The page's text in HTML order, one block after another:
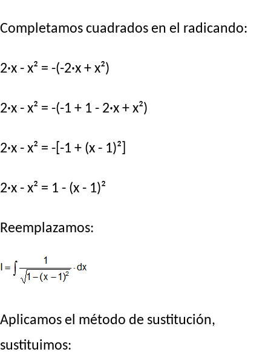
Completamos cuadrados en el radicando:
2·x - x² = -(-2·x + x²)
2·x - x² = -(-1 + 1 - 2·x + x²)
2·x - x² = -[-1 + (x - 1)²]
2·x - x² = 1 - (x - 1)²
Reemplazamos:
Aplicamos el método de sustitución,
sustituimos: